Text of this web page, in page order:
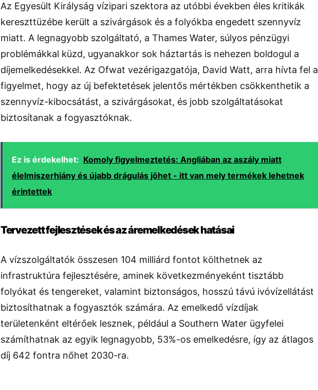
Az Egyesült Királyság vízipari szektora az utóbbi években éles kritikák
kereszttüzébe került a szivárgások és a folyókba engedett szennyvíz
miatt. A legnagyobb szolgáltató, a Thames Water, súlyos pénzügyi
problémákkal küzd, ugyanakkor sok háztartás is nehezen boldogul a
díjemelkedésekkel. Az Ofwat vezérigazgatója, David Watt, arra hívta fel a
figyelmet, hogy az új befektetések jelentős mértékben csökkenthetik a
szennyvíz-kibocsátást, a szivárgásokat, és jobb szolgáltatásokat
biztosítanak a fogyasztóknak.
Ez is érdekelhet: Komoly figyelmeztetés: Angliában az aszály miatt
élelmiszerhiány és újabb drágulás jöhet - itt van mely termékek lehetnek
érintettek
Tervezett fejlesztések és az áremelkedések hatásai
A vízszolgáltatók összesen 104 milliárd fontot költhetnek az
infrastruktúra fejlesztésére, aminek következményeként tisztább
folyókat és tengereket, valamint biztonságos, hosszú távú ivóvízellátást
biztosíthatnak a fogyasztók számára. Az emelkedő vízdíjak
területenként eltérőek lesznek, például a Southern Water ügyfelei
számíthatnak az egyik legnagyobb, 53%-os emelkedésre, így az átlagos
díj 642 fontra nőhet 2030-ra.